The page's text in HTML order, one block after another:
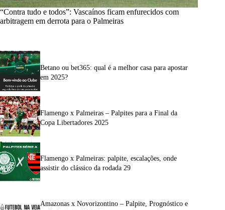
“Contra tudo e todos”: Vascaínos ficam enfurecidos com
arbitragem em derrota para o Palmeiras
Betano ou bet365: qual é a melhor casa para apostar
em 2025?
Flamengo x Palmeiras – Palpites para a Final da
Copa Libertadores 2025
Flamengo x Palmeiras: palpite, escalações, onde
assistir do clássico da rodada 29
Amazonas x Novorizontino – Palpite, Prognóstico e